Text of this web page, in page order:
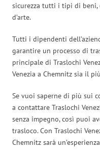
sicurezza tutti i tipi di
d’arte.
Tutti i dipendenti
garantire un processo di
principale di Traslochi
Venezia a Chemnitz sia il
Se vuoi saperne di più sui
a contattare Traslochi
senza impegno, così puoi
trasloco. Con Traslochi
Chemnitz sarà